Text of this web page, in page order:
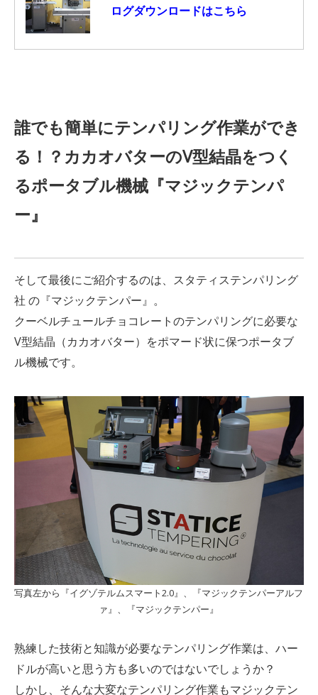
ログダウンロードはこちら
誰でも簡単にテンパリング作業ができ
る！？カカオバターのV型結晶をつく
るポータブル機械『マジックテンパ
ー』
そして最後にご紹介するのは、スタティステンパリング
社 の『マジックテンパー』。
クーベルチュールチョコレートのテンパリングに必要な
V型結晶（カカオバター）をポマード状に保つポータブ
ル機械です。
写真左から『イグゾテルムスマート2.0』、『マジックテンパーアルフ
ァ』、『マジックテンパー』
熟練した技術と知識が必要なテンパリング作業は、ハー
ドルが高いと思う方も多いのではないでしょうか？
しかし、そんな大変なテンパリング作業もマジックテン